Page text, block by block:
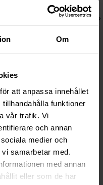
Om
att anpassa innehållet
funktioner
vår trafik. Vi
och annan
medier och
samarbetar med.
med annan
eller som de har
Mockberg
Ines Earring
Pris: 499 kr
499 kr
ett hållbart